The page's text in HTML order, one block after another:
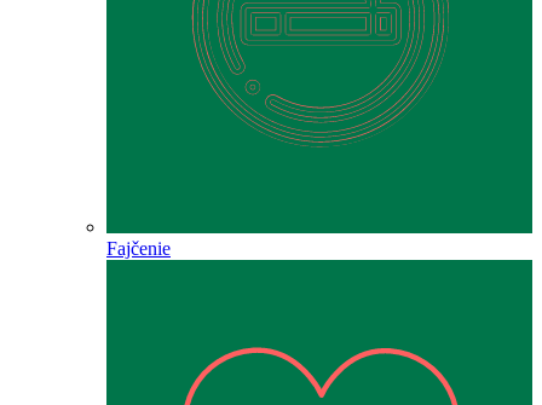
Fajčenie